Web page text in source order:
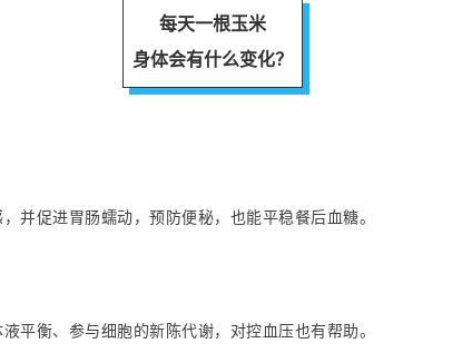
每天一根玉米
身体会有什么变化？
并促进胃肠蠕动，预防便秘，也能平稳餐后血糖。
平衡、参与细胞的新陈代谢，对控血压也有帮助。